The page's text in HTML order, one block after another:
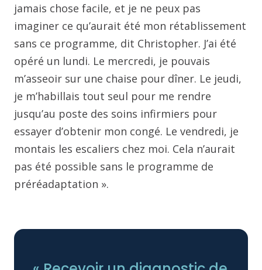
jamais chose facile, et je ne peux pas
imaginer ce qu’aurait été mon rétablissement
sans ce programme, dit Christopher. J’ai été
opéré un lundi. Le mercredi, je pouvais
m’asseoir sur une chaise pour dîner. Le jeudi,
je m’habillais tout seul pour me rendre
jusqu’au poste des soins infirmiers pour
essayer d’obtenir mon congé. Le vendredi, je
montais les escaliers chez moi. Cela n’aurait
pas été possible sans le programme de
préréadaptation ».